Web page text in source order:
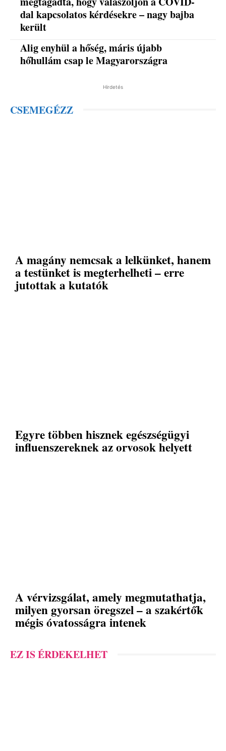
dal kapcsolatos kérdésekre – nagy bajba
került
Alig enyhül a hőség, máris újabb
hőhullám csap le Magyarországra
Hirdetés
CSEMEGÉZZ
A magány nemcsak a lelkünket, hanem
a testünket is megterhelheti – erre
jutottak a kutatók
Egyre többen hisznek egészségügyi
influenszereknek az orvosok helyett
A vérvizsgálat, amely megmutathatja,
milyen gyorsan öregszel – a szakértők
mégis óvatosságra intenek
EZ IS ÉRDEKELHET